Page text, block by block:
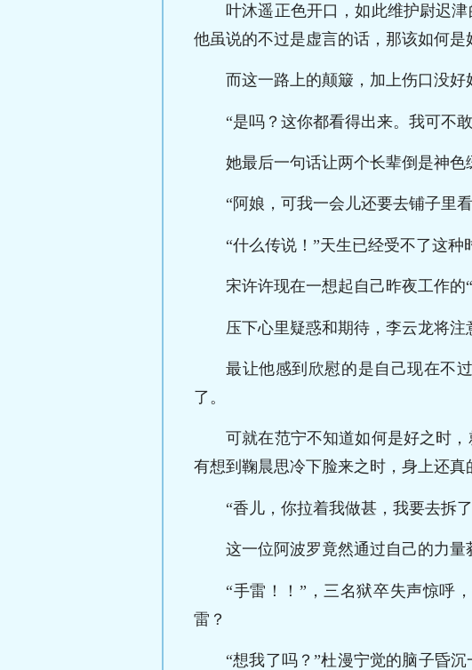
叶沐遥正色开口，如此维护尉迟
他虽说的不过是虚言的话，那该如何是
而这一路上的颠簸，加上伤口没好
“是吗？这你都看得出来。我可不
她最后一句话让两个长辈倒是神色
“阿娘，可我一会儿还要去铺子里
“什么传说！”天生已经受不了这种
宋许许现在一想起自己昨夜工作的
压下心里疑惑和期待，李云龙将注
最让他感到欣慰的是自己现在不
了。
可就在范宁不知道如何是好之时
有想到鞠晨思冷下脸来之时，身上还
“香儿，你拉着我做甚，我要去拆
这一位阿波罗竟然通过自己的力
“手雷！！”，三名狱卒失声惊呼
雷？
“想我了吗？”杜漫宁觉的脑子昏